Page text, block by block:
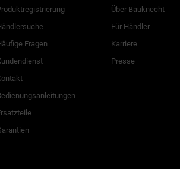
Fragen
Über Bauknecht
Für Händler
Karriere
Presse